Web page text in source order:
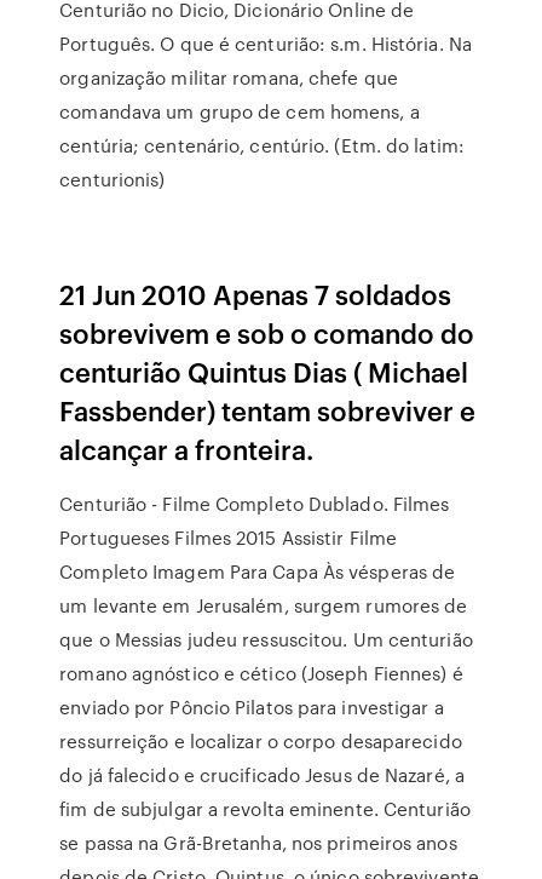
Centurião no Dicio, Dicionário Online de
Português. O que é centurião: s.m. História. Na
organização militar romana, chefe que
comandava um grupo de cem homens, a
centúria; centenário, centúrio. (Etm. do latim:
centurionis)
21 Jun 2010 Apenas 7 soldados
sobrevivem e sob o comando do
centurião Quintus Dias ( Michael
Fassbender) tentam sobreviver e
alcançar a fronteira.
Centurião - Filme Completo Dublado. Filmes
Portugueses Filmes 2015 Assistir Filme
Completo Imagem Para Capa Às vésperas de
um levante em Jerusalém, surgem rumores de
que o Messias judeu ressuscitou. Um centurião
romano agnóstico e cético (Joseph Fiennes) é
enviado por Pôncio Pilatos para investigar a
ressurreição e localizar o corpo desaparecido
do já falecido e crucificado Jesus de Nazaré, a
fim de subjulgar a revolta eminente. Centurião
se passa na Grã-Bretanha, nos primeiros anos